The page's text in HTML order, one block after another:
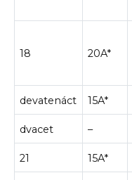
18 20A*
devatenáct 15A*
dvacet –
21 15A*